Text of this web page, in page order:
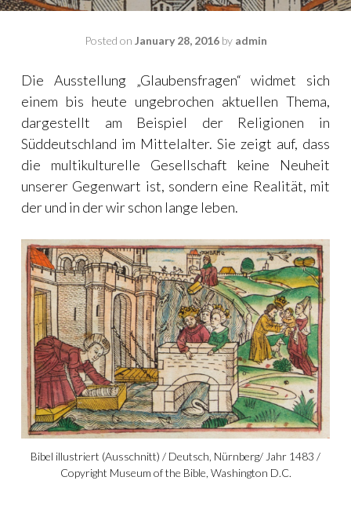
Posted on January 28, 2016by admin
Die Ausstellung „Glaubensfragen“ widmet sich
einem bis heute ungebrochen aktuellen Thema,
dargestellt am Beispiel der Religionen in
Süddeutschland im Mittelalter. Sie zeigt auf, dass
die multikulturelle Gesellschaft keine Neuheit
unserer Gegenwart ist, sondern eine Realität, mit
der und in der wir schon lange leben.
Bibel illustriert (Ausschnitt) / Deutsch, Nürnberg/ Jahr 1483 /
Copyright Museum of the Bible, Washington D.C.